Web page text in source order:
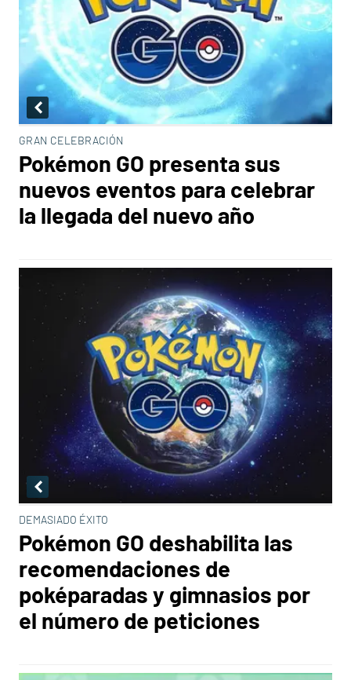
GRAN CELEBRACIÓN
Pokémon GO presenta sus
nuevos eventos para celebrar
la llegada del nuevo año
DEMASIADO ÉXITO
Pokémon GO deshabilita las
recomendaciones de
poképaradas y gimnasios por
el número de peticiones